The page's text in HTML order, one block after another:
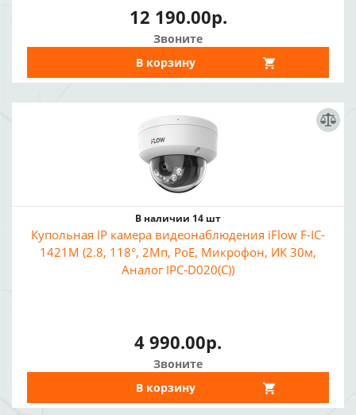
12 190.00р.
Звоните
В корзину
В наличии 14 шт
Купольная IP камера видеонаблюдения iFlow F-IC-
1421M (2.8, 118°, 2Мп, PoE, Микрофон, ИК 30м,
Аналог IPC-D020(C))
4 990.00р.
Звоните
В корзину